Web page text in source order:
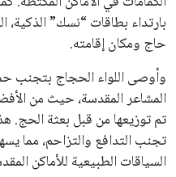
بارتداء بطاقات “نسك”
حاج ومكان إقامته.
وأوصى اللواء الحجاج بتجنب
المشاعر المقدسة، حيث من
تم توزيعها من قبل بعثة الحج.
تجنب التدافع والتزاحم، مما
السياقات الطبيعية للأماكن